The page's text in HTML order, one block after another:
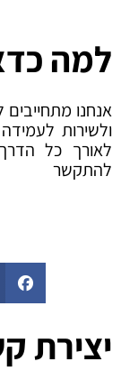
למה
אנחנו
ולשירות
לאורך כל
להתקשר
יצירת